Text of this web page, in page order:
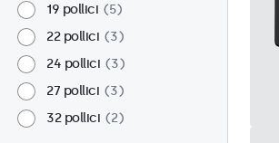
19 pollici
5
22 pollici
3
24 pollici
3
27 pollici
3
32 pollici
2